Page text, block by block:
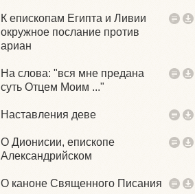
К епископам Египта и Ливии
окружное послание против
ариан
На слова: "вся мне предана
суть Отцем Моим ..."
Наставления деве
О Дионисии, епископе
Александрийском
О каноне Священного Писания